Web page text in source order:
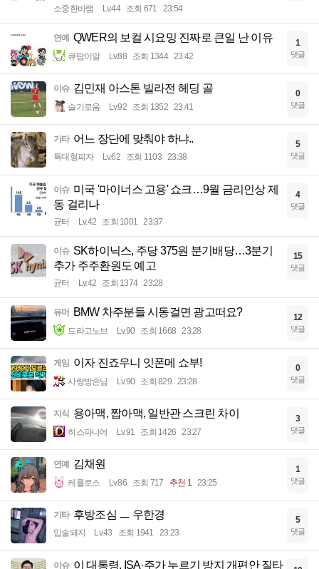
소중한바램 Lv.44 조회 671 23:54
연예 QWER의 보컬 시요밍 진짜로 큰일 난 이유
큐땁이알 Lv.88 조회 1344 23:42
1
댓글
이슈 김민재 아스톤 빌라전 헤딩 골
슬기로움 Lv.92 조회 1352 23:41
0
댓글
기타 어느 장단에 맞춰야 하냐..
특대형피자 Lv.62 조회 1103 23:38
5
댓글
이슈 미국 '마이너스 고용' 쇼크…9월 금리인상 제
동 걸리나
균터 Lv.42 조회 1001 23:37
4
댓글
이슈 SK하이닉스, 주당 375원 분기배당…3분기
추가 주주환원도 예고
균터 Lv.42 조회 1374 23:28
15
댓글
유머 BMW 차주분들 시동걸면 광고떠요?
드라고노브 Lv.90 조회 1668 23:28
12
댓글
게임 이자 진죠우니 잇폰메 쇼부!
사랑방손님 Lv.90 조회 829 23:28
0
댓글
지식 용아맥, 짭아맥, 일반관 스크린 차이
히스파니에 Lv.91 조회 1426 23:27
3
댓글
연예 김채원
케를로스 Lv.86 조회 717 추천 1 23:25
1
댓글
기타 후방조심 ㅡ 우한경
입술돼지 Lv.43 조회 1941 23:23
5
댓글
이슈 이 대통령, ISA·주가 누르기 방지 개편안 질타